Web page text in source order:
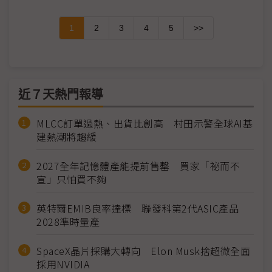
1 2 3 4 5 >>
近７天熱門報導
MLCC訂單過熱、出貨比創高 村田示警全球AI基
建熱潮將趨緩
2027全年記憶體產能提前售罄 買家「祕而不
宣」只怕買不夠
英特爾EMIB良率達標 聯發科第2代ASIC產品
2028準時量產
SpaceX晶片採購大轉向 Elon Musk捨超微全面
採用NVIDIA